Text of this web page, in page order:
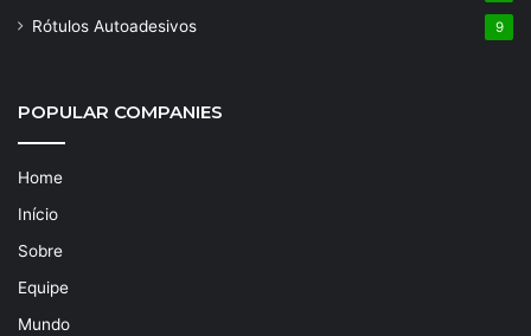
Rótulos Autoadesivos 9
POPULAR COMPANIES
Home
Início
Sobre
Equipe
Mundo